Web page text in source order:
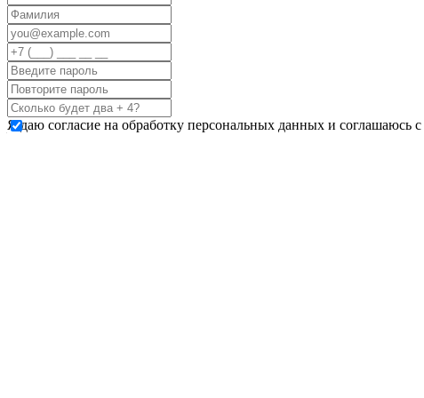
Я даю согласие на обработку персональных данных и соглашаюсь с